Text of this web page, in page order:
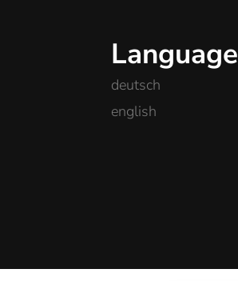
Language
deutsch
english